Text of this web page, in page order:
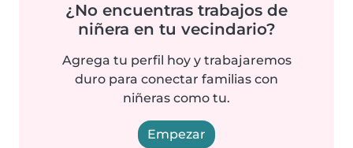
¿No encuentras trabajos de
niñera en tu vecindario?
Agrega tu perfil hoy y trabajaremos
duro para conectar familias con
niñeras como tu.
Empezar